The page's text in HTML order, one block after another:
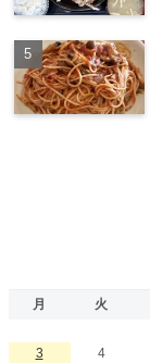
月 火
3
4